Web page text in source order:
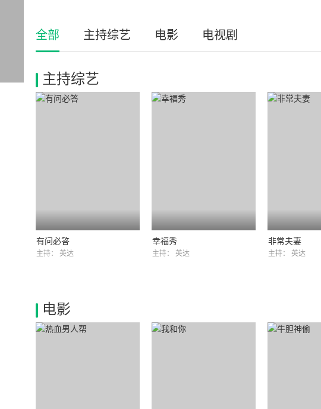
全部 主持综艺 电影 电视剧
主持综艺
有问必答
主持： 英达
幸福秀
主持： 英达
非常夫妻
主持： 英达
电影